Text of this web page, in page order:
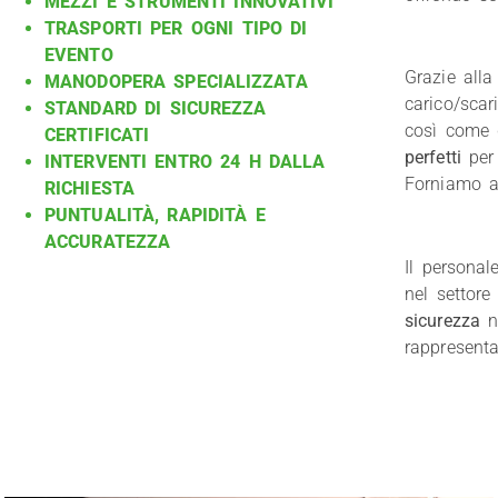
TRASPORTI PER OGNI TIPO DI
EVENTO
MANODOPERA SPECIALIZZATA
STANDARD DI SICUREZZA
CERTIFICATI
INTERVENTI ENTRO 24 H DALLA
RICHIESTA
PUNTUALITÀ, RAPIDITÀ E
ACCURATEZZA
Grazie
carico/
così
perfetti
Forniamo
Il
nel
sicurezza